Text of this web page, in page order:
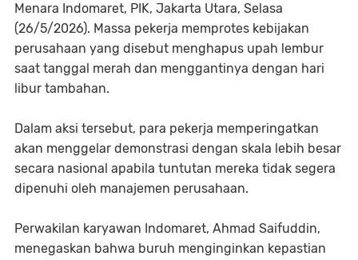
Menara Indomaret, PIK, Jakarta Utara, Selasa
(26/5/2026). Massa pekerja memprotes kebijakan
perusahaan yang disebut menghapus upah lembur
saat tanggal merah dan menggantinya dengan hari
libur tambahan.
Dalam aksi tersebut, para pekerja memperingatkan
akan menggelar demonstrasi dengan skala lebih besar
secara nasional apabila tuntutan mereka tidak segera
dipenuhi oleh manajemen perusahaan.
Perwakilan karyawan Indomaret, Ahmad Saifuddin,
menegaskan bahwa buruh menginginkan kepastian